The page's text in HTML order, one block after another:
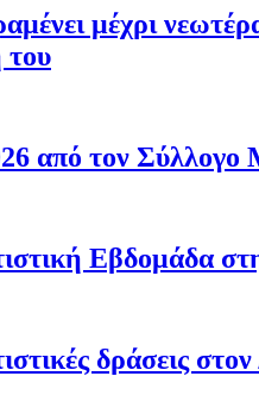
μέχρι
του
από τον
Εβδομάδα
δράσεις